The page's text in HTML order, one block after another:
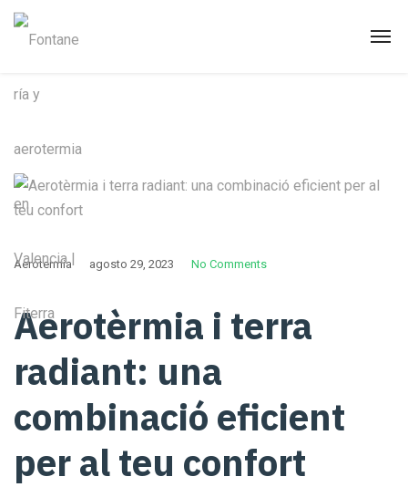
Aerotermia agosto 29, 2023 No Comments
Aerotèrmia i terra
radiant: una
combinació eficient
per al teu confort